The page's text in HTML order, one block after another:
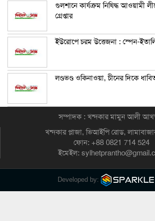
গুলশানে কার্যক্রম নিষিদ্ধ আওয়ামী
গ্রেপ্তার
ইউরোপে চরম উত্তেজনা : স্পেন-
লণ্ডভণ্ড ওকিনাওয়া, চীনের দিকে
সম্পাদক : খন্দকার মামুন আলী
খন্দকার প্লাজা, ভিআইপি রোড,
ফোন: +88 0821 714 524
ইমেইল:
Developed by: